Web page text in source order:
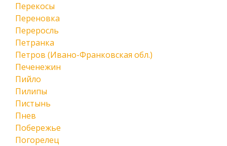
Перекосы
Переновка
Переросль
Петранка
Петров (Ивано-Франковская обл.)
Печенежин
Пийло
Пилипы
Пистынь
Пнев
Побережье
Погорелец